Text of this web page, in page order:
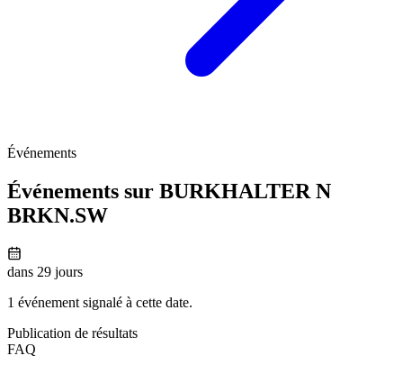
Événements
Événements sur BURKHALTER N
BRKN.SW
dans 29 jours
1 événement signalé à cette date.
Publication de résultats
FAQ